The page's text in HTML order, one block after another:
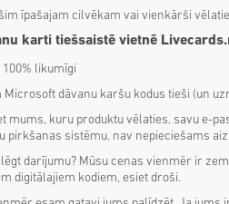
īpašajam cilvēkam vai vienkārši
karti tiešsaistē vietnē
likumīgi
Microsoft dāvanu karšu kodus tieši (un
mums, kuru produktu vēlaties, savu e-
sistēmu, nav nepieciešams
darījumu? Mūsu cenas vienmēr ir
digitālajiem kodiem, esiet droši.